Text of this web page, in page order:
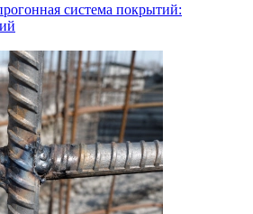
система покрытий: